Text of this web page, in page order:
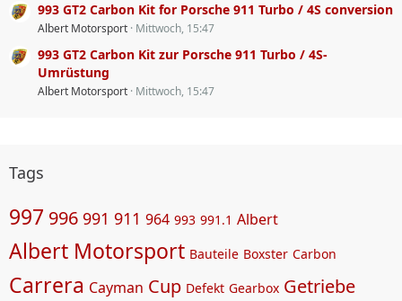
993 GT2 Carbon Kit for Porsche 911 Turbo / 4S conversion
Albert Motorsport Mittwoch, 15:47
993 GT2 Carbon Kit zur Porsche 911 Turbo / 4S-
Umrüstung
Albert Motorsport Mittwoch, 15:47
Tags
997 996 991 911 964 993 991.1 Albert
Albert Motorsport Bauteile Boxster Carbon
Carrera Cayman Cup Defekt Gearbox Getriebe